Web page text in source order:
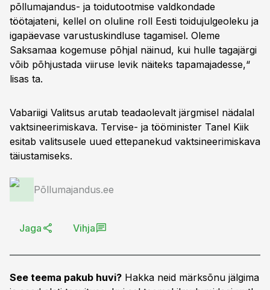
põllumajandus- ja toidutootmise valdkondade
töötajateni, kellel on oluline roll Eesti toidujulgeoleku ja
igapäevase varustuskindluse tagamisel. Oleme
Saksamaa kogemuse põhjal näinud, kui hulle tagajärgi
võib põhjustada viiruse levik näiteks tapamajadesse,“
lisas ta.
Vabariigi Valitsus arutab teadaolevalt järgmisel nädalal
vaktsineerimiskava. Tervise- ja tööminister Tanel Kiik
esitab valitsusele uued ettepanekud vaktsineerimiskava
täiustamiseks.
Põllumajandus.ee
Jaga Vihja
See teema pakub huvi? Hakka neid märksõnu jälgima